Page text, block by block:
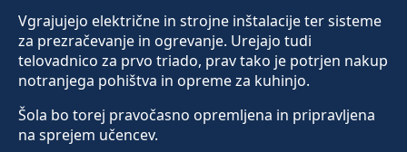
Vgrajujejo električne in strojne inštalacije ter sisteme
za prezračevanje in ogrevanje. Urejajo tudi
telovadnico za prvo triado, prav tako je potrjen nakup
notranjega pohištva in opreme za kuhinjo.
Šola bo torej pravočasno opremljena in pripravljena
na sprejem učencev.